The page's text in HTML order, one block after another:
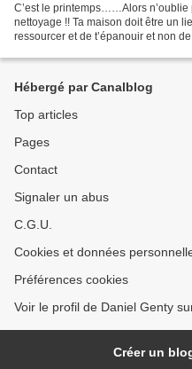
C’est le printemps……Alors n’oublie
nettoyage !! Ta maison doit être un
ressourcer et de t’épanouir et non
Hébergé par Canalblog
Top articles
Pages
Contact
Signaler un abus
C.G.U.
Cookies et données
Préférences cookies
Voir le profil de Daniel Genty
Créer un